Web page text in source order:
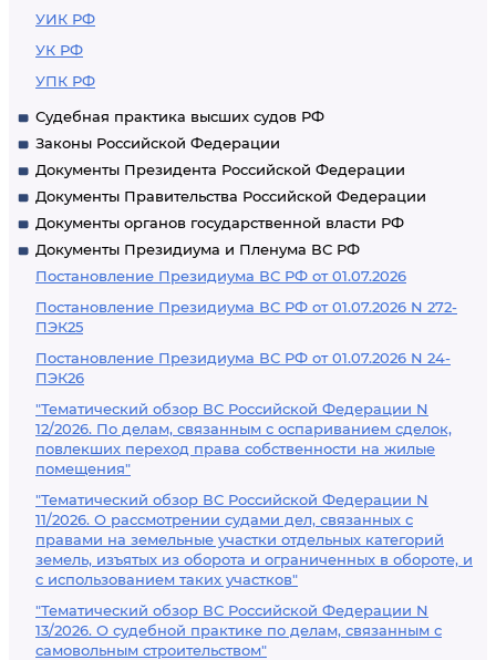
УИК РФ
УК РФ
УПК РФ
Судебная практика высших судов РФ
Законы Российской Федерации
Документы Президента Российской Федерации
Документы Правительства Российской Федерации
Документы органов государственной власти РФ
Документы Президиума и Пленума ВС РФ
Постановление Президиума ВС РФ от 01.07.2026
Постановление Президиума ВС РФ от 01.07.2026 N 272-
ПЭК25
Постановление Президиума ВС РФ от 01.07.2026 N 24-
ПЭК26
"Тематический обзор ВС Российской Федерации N
12/2026. По делам, связанным с оспариванием сделок,
повлекших переход права собственности на жилые
помещения"
"Тематический обзор ВС Российской Федерации N
11/2026. О рассмотрении судами дел, связанных с
правами на земельные участки отдельных категорий
земель, изъятых из оборота и ограниченных в обороте, и
с использованием таких участков"
"Тематический обзор ВС Российской Федерации N
13/2026. О судебной практике по делам, связанным с
самовольным строительством"